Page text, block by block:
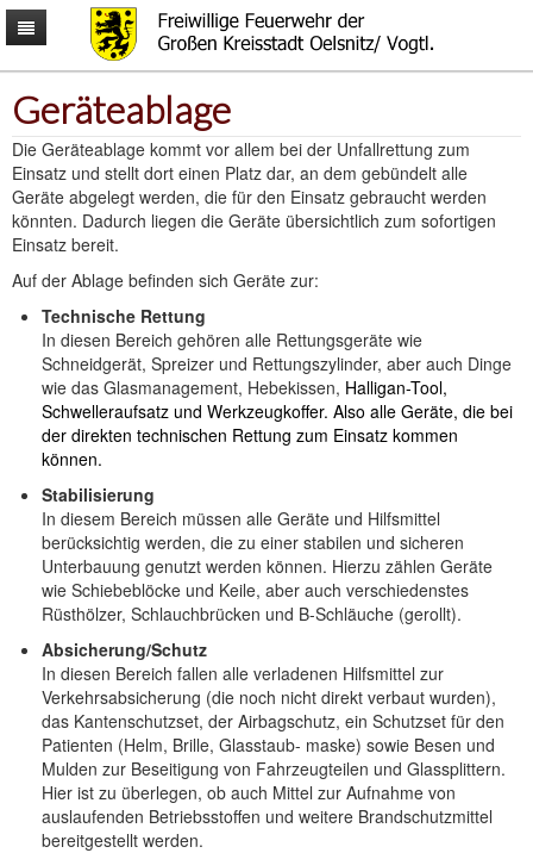
Mitmachen
Männer & Frauen
Kinder & Jugendliche
Gemeinsam
Aktuelles
News
Termine
Einsatzliste
Einsatzkarte
Über uns
Aufgaben
Alarmierung
Ausrückeordnung
Einsatzgebiet
Ausbildung
Wehrleitung
Ausrüstung
Fahrzeuge
Rollcontainer
Wachen
Technik
Schutzausrüstung
Interessantes
Wetter & Warnungen
Fragen & Antworten
Bürgerinformationen
Downloads
Kontakt
Fragen & Anregungen
Impressum
Geräteablage
Die Geräteablage kommt vor allem bei der Unfallrettung zum
Einsatz und stellt dort einen Platz dar, an dem gebündelt alle
Geräte abgelegt werden, die für den Einsatz gebraucht werden
könnten. Dadurch liegen die Geräte übersichtlich zum sofortigen
Einsatz bereit.
Auf der Ablage befinden sich Geräte zur:
Technische Rettung
In diesen Bereich gehören alle Rettungsgeräte wie
Schneidgerät, Spreizer und Rettungszylinder, aber auch Dinge
wie das Glasmanagement, Hebekissen, Halligan-Tool,
Schwelleraufsatz und Werkzeugkoffer. Also alle Geräte, die bei
der direkten technischen Rettung zum Einsatz kommen
können.
Stabilisierung
In diesem Bereich müssen alle Geräte und Hilfsmittel
berücksichtig werden, die zu einer stabilen und sicheren
Unterbauung genutzt werden können. Hierzu zählen Geräte
wie Schiebeblöcke und Keile, aber auch verschiedenstes
Rüsthölzer, Schlauchbrücken und B-Schläuche (gerollt).
Absicherung/Schutz
In diesen Bereich fallen alle verladenen Hilfsmittel zur
Verkehrsabsicherung (die noch nicht direkt verbaut wurden),
das Kantenschutzset, der Airbagschutz, ein Schutzset für den
Patienten (Helm, Brille, Glasstaub- maske) sowie Besen und
Mulden zur Beseitigung von Fahrzeugteilen und Glassplittern.
Hier ist zu überlegen, ob auch Mittel zur Aufnahme von
auslaufenden Betriebsstoffen und weitere Brandschutzmittel
bereitgestellt werden.